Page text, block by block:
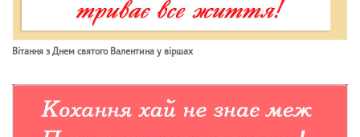
Вітання з Днем святого Валентина у віршах